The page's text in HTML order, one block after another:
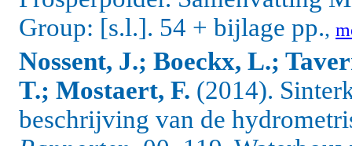
Group: [s.l.]. 54 + bijlage pp.,
Nossent, J.; Boeckx, L.;
T.; Mostaert, F. (2014).
beschrijving van de